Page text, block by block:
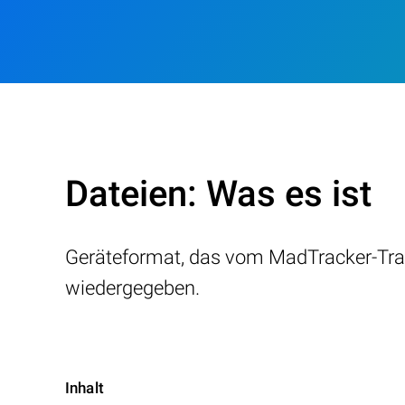
Dateien: Was es ist
Geräteformat, das vom MadTracker-
wiedergegeben.
Inhalt